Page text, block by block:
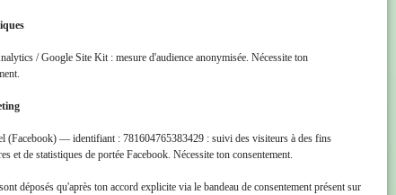
/ Google Site Kit : mesure d'audience anonymisée. Nécessite ton
(Facebook) — identifiant : 781604765383429 : suivi des visiteurs à des fins
et de statistiques de portée Facebook. Nécessite ton consentement.
déposés qu'après ton accord explicite via le bandeau de consentement présent sur